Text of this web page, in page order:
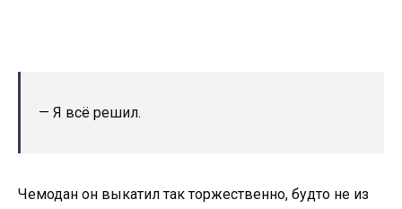
— Я всё решил.
Чемодан он выкатил так торжественно, будто не из